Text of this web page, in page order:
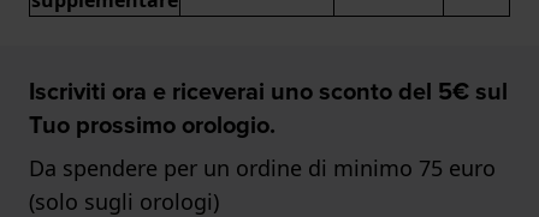
Iscriviti ora e riceverai uno sconto del 5€ sul
Tuo prossimo orologio.
Da spendere per un ordine di minimo 75 euro
(solo sugli orologi)